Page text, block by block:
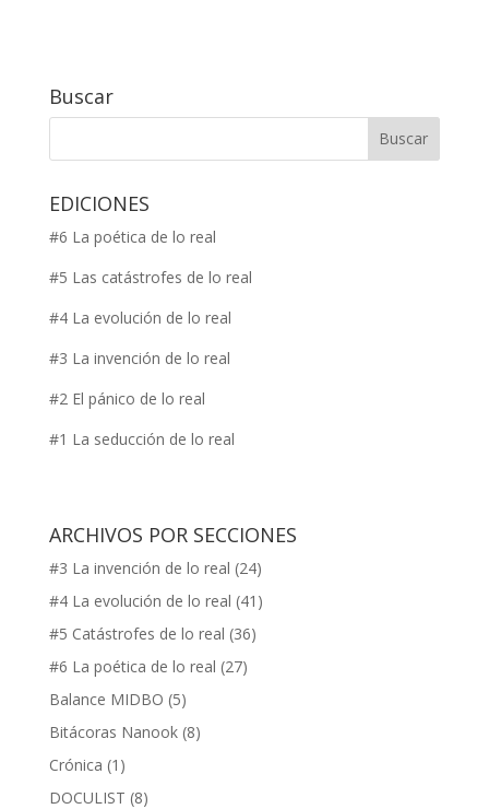
Buscar
EDICIONES
#6 La poética de lo real
#5 Las catástrofes de lo real
#4 La evolución de lo real
#3 La invención de lo real
#2 El pánico de lo real
#1 La seducción de lo real
ARCHIVOS POR SECCIONES
#3 La invención de lo real (24)
#4 La evolución de lo real (41)
#5 Catástrofes de lo real (36)
#6 La poética de lo real (27)
Balance MIDBO (5)
Bitácoras Nanook(8)
Crónica (1)
DOCULIST (8)